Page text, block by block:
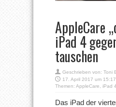
AppleCare
iPad 4
tauschen
Geschrieben von: Toni
17. April 2017 um 15:17
Themen: AppleCare iPad 4
Das iPad der